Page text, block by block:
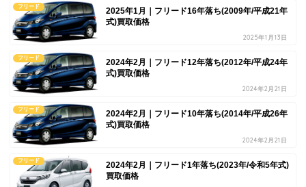
フリード
2025年1月｜フリード16年落ち(2009年/平成21年
式)買取価格
2025年1月13日
フリード
2024年2月｜フリード12年落ち(2012年/平成24年
式)買取価格
2024年2月21日
フリード
2024年2月｜フリード10年落ち(2014年/平成26年
式)買取価格
2024年2月21日
フリード
2024年2月｜フリード1年落ち(2023年/令和5年式)
買取価格